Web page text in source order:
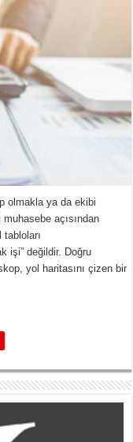
olmakla ya da ekibi
açısından
işi” değildir. Doğru
yol haritasını çizen bir